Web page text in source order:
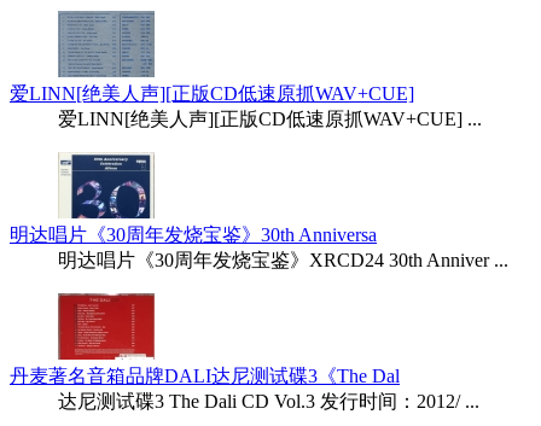
爱LINN[绝美人声][正版CD低速原抓WAV+CUE]
爱LINN[绝美人声][正版CD低速原抓WAV+CUE] ...
明达唱片《30周年发烧宝鉴》30th Anniversa
明达唱片《30周年发烧宝鉴》XRCD24 30th Anniver ...
丹麦著名音箱品牌DALI达尼测试碟3《The Dal
达尼测试碟3 The Dali CD Vol.3 发行时间：2012/ ...